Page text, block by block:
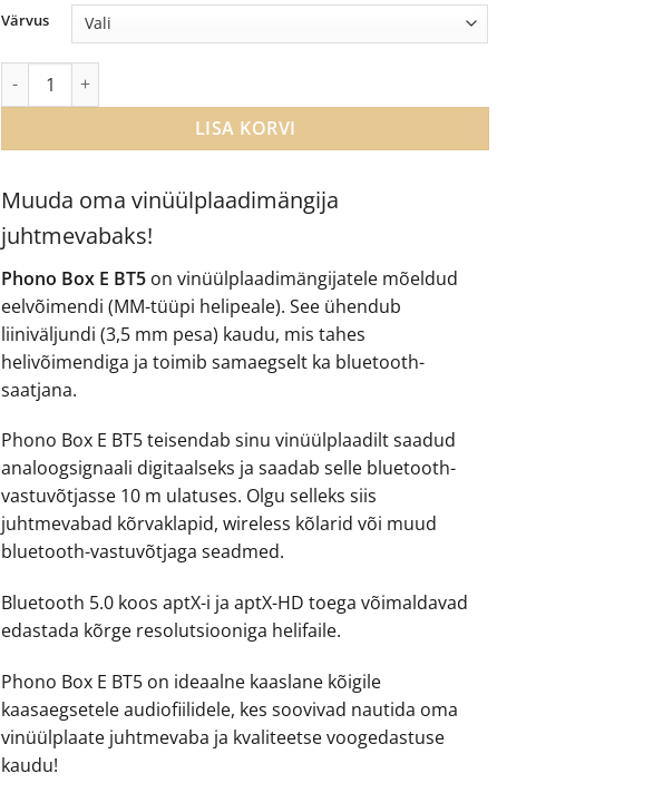
Muuda oma vinüülplaadimängija
juhtmevabaks!
Phono Box E BT5 on vinüülplaadimängijatele mõeldud
eelvõimendi (MM-tüüpi helipeale). See ühendub
liiniväljundi (3,5 mm pesa) kaudu, mis tahes
helivõimendiga ja toimib samaegselt ka bluetooth-
saatjana.
Phono Box E BT5 teisendab sinu vinüülplaadilt saadud
analoogsignaali digitaalseks ja saadab selle bluetooth-
vastuvõtjasse 10 m ulatuses. Olgu selleks siis
juhtmevabad kõrvaklapid, wireless kõlarid või muud
bluetooth-vastuvõtjaga seadmed.
Bluetooth 5.0 koos aptX-i ja aptX-HD toega võimaldavad
edastada kõrge resolutsiooniga helifaile.
Phono Box E BT5 on ideaalne kaaslane kõigile
kaasaegsetele audiofiilidele, kes soovivad nautida oma
vinüülplaate juhtmevaba ja kvaliteetse voogedastuse
kaudu!
Värvus
Phono Box E BT 5 vinüülplaadimängija eelvõimendi ja Bluetooth saatja kogus
LISA KORVI